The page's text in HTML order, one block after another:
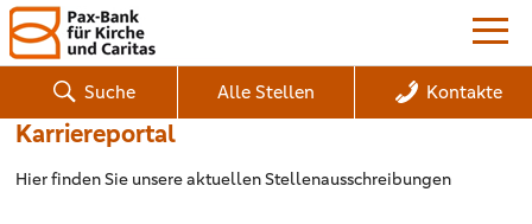
Suche Alle Stellen Kontakte
Karriereportal
Hier finden Sie unsere aktuellen Stellenausschreibungen